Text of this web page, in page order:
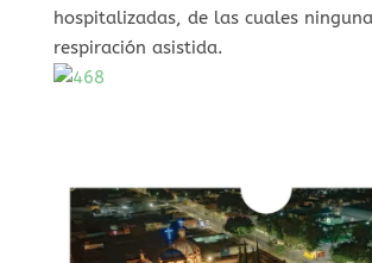
hospitalizadas, de las cuales
respiración asistida.